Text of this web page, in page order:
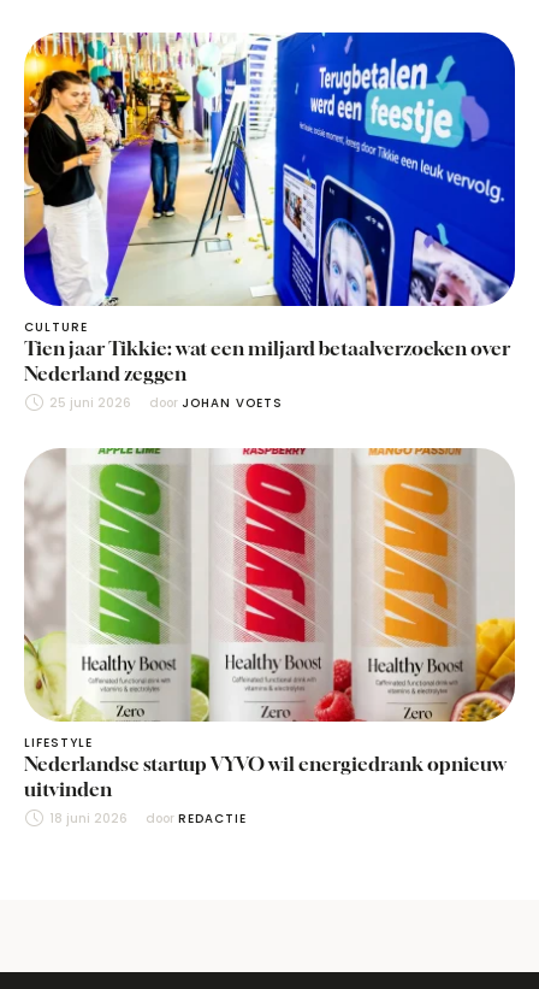
CULTURE
Tien jaar Tikkie: wat een miljard betaalverzoeken over
Nederland zeggen
25 juni 2026 door JOHAN VOETS
LIFESTYLE
Nederlandse startup VYVO wil energiedrank opnieuw
uitvinden
18 juni 2026 door REDACTIE